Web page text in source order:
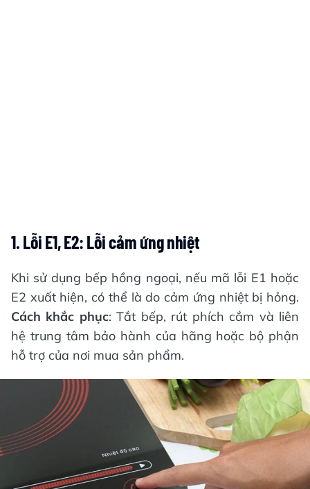
1. Lỗi E1, E2: Lỗi cảm ứng nhiệt
Khi sử dụng bếp hồng ngoại, nếu mã lỗi E1 hoặc
E2 xuất hiện, có thể là do cảm ứng nhiệt bị hỏng.
Cách khắc phục: Tắt bếp, rút phích cắm và liên
hệ trung tâm bảo hành của hãng hoặc bộ phận
hỗ trợ của nơi mua sản phẩm.